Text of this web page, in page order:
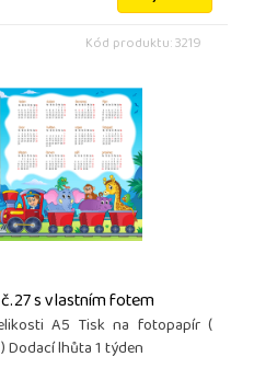
Kód produktu: 3219
s vlastním fotem
A5 Tisk na fotopapír (
Dodací lhůta 1 týden